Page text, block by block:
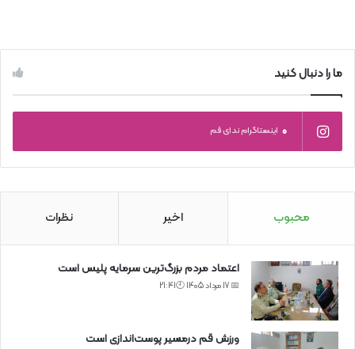
ما را دنبال کنید
0 اینستاگرام ندای قم
محبوب اخیر نظرات
اعتماد مردم بزرگ‌ترین سرمایه پلیس است
📅 17 مرداد 1405 🕙21:41
ورزش قم درمسیر پوست‌اندازی است